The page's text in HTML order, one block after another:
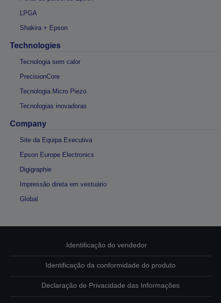
LPGA
Shakira + Epson
Technologies
Tecnologia sem calor
PrecisionCore
Tecnologia Micro Piezo
Tecnologias inovadoras
Company
Site da Equipa Executiva
Epson Europe Electronics
Digigraphie
Impressão direta em vestuário
Global
Identificação do vendedor
Identificação da conformidade do produto
Declaração de Privacidade das Informações